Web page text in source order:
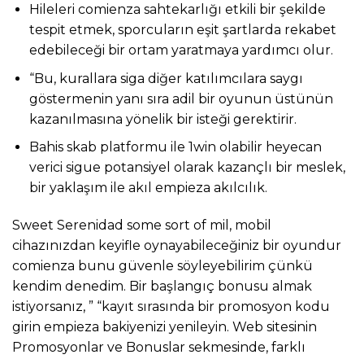
Hileleri comienza sahtekarlığı etkili bir şekilde
tespit etmek, sporcuların eşit şartlarda rekabet
edebileceği bir ortam yaratmaya yardımcı olur.
“Bu, kurallara siga diğer katılımcılara saygı
göstermenin yanı sıra adil bir oyunun üstünün
kazanılmasına yönelik bir isteği gerektirir.
Bahis skab platformu ile 1win olabilir heyecan
verici sigue potansiyel olarak kazançlı bir meslek,
bir yaklaşım ile akıl empieza akılcılık.
Sweet Serenidad some sort of mil, mobil
cihazınızdan keyifle oynayabileceğiniz bir oyundur
comienza bunu güvenle söyleyebilirim çünkü
kendim denedim. Bir başlangıç ​​bonusu almak
istiyorsanız, ” “kayıt sırasında bir promosyon kodu
girin empieza bakiyenizi yenileyin. Web sitesinin
Promosyonlar ve Bonuslar sekmesinde, farklı